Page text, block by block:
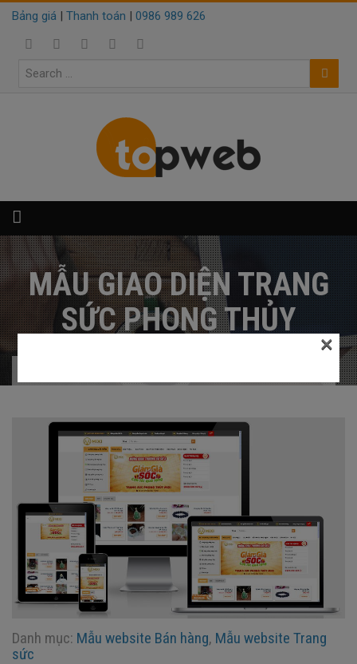
Bảng giá | Thanh toán | 0986 989 626
MẪU GIAO DIỆN TRANG
SỨC PHONG THỦY
Danh mục: Mẫu website Bán hàng, Mẫu website Trang
sức
×